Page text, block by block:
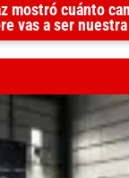
mostró cuánto
vas a ser